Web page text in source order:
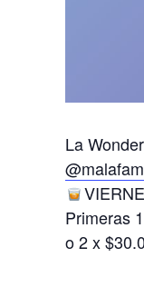
La
Primeras
o 2 x